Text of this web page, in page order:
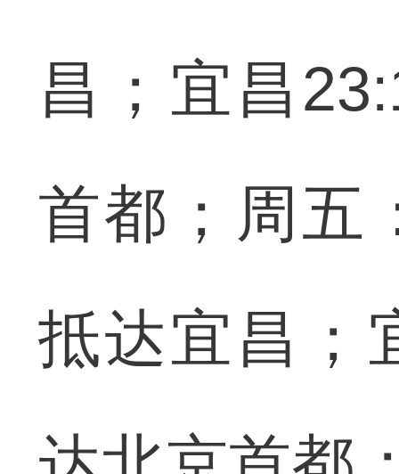
昌；宜昌
首都；周五
抵达宜昌；